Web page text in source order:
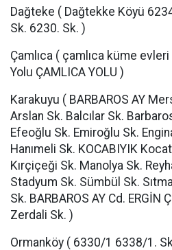
Dağteke ( Dağtekke Köyü
Sk. 6230. Sk. )
Çamlıca ( çamlıca küme
Yolu ÇAMLICA YOLU )
Karakuyu ( BARBAROS AY
Arslan Sk. Balcılar Sk.
Efeoğlu Sk. Emiroğlu Sk.
Hanımeli Sk. KOCABIYIK
Kırçiçeği Sk. Manolya Sk.
Stadyum Sk. Sümbül Sk.
Sk. BARBAROS AY Cd. ERGİN
Zerdali Sk. )
Ormanköy ( 6330/1 6338/1.